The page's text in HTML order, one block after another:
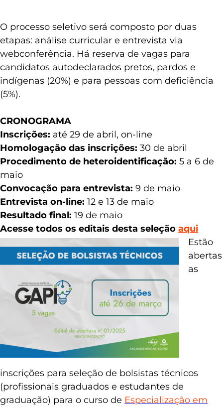
O processo seletivo será composto por duas
etapas: análise curricular e entrevista via
webconferência. Há reserva de vagas para
candidatos autodeclarados pretos, pardos e
indígenas (20%) e para pessoas com deficiência
(5%).
CRONOGRAMA
Inscrições: até 29 de abril, on-line
Homologação das inscrições: 30 de abril
Procedimento de heteroidentificação: 5 a 6 de
maio
Convocação para entrevista: 9 de maio
Entrevista on-line: 12 e 13 de maio
Resultado final: 19 de maio
Acesse todos os editais desta seleção aqui
Estão
abertas
as
inscrições para seleção de bolsistas técnicos
(profissionais graduados e estudantes de
graduação) para o curso de Especialização em